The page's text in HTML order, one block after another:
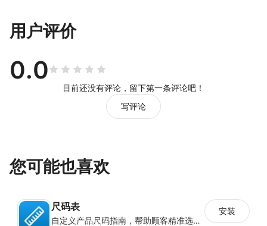
用户评价
0.0
目前还没有评论，留下第一条评论吧！
写评论
您可能也喜欢
尺码表
自定义产品尺码指南，帮助顾客精准选择所需尺码
安装